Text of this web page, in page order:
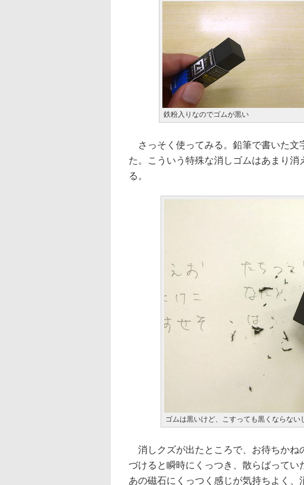
鉄粉入りなのでゴムが黒い
さっそく使ってみる。鉛筆で書いた文
た。こういう特殊な消しゴムはあまり消
る。
ゴムは黒いけど、こすっても黒くならない
消しクズが出たところで、お待ちかね
づけると瞬時にくっつき、散らばってい
あの磁石にくっつく感じが気持ちよく